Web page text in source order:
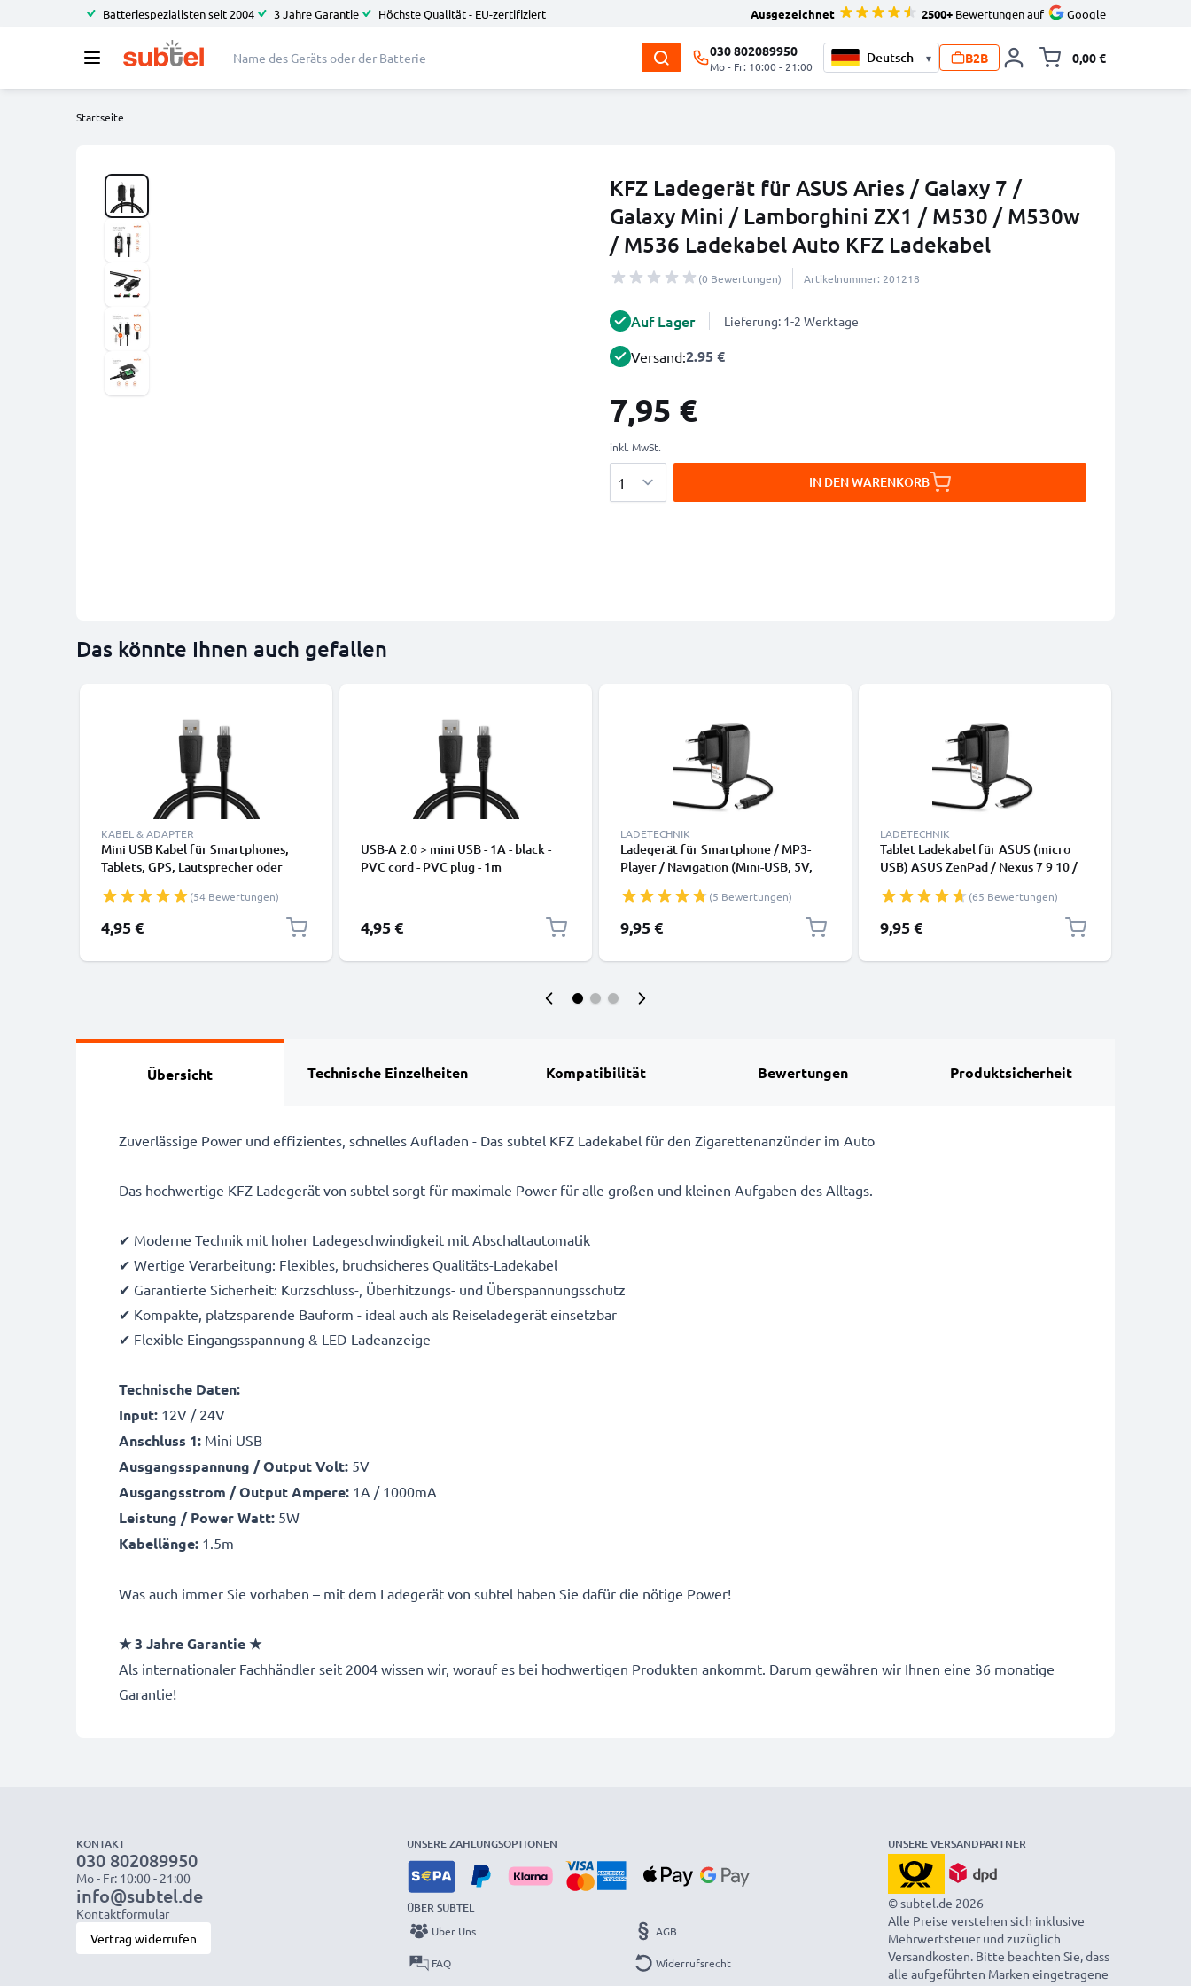
Batteriespezialisten seit 2004 3 Jahre Garantie Höchste Qualität - EU-zertifiziert Ausgezeichnet 2500+ Bewertungen auf Google
030 802089950
Mo - Fr: 10:00 - 21:00
▾ B2B 0,00 €
Startseite
KFZ Ladegerät für ASUS Aries / Galaxy 7 /
Galaxy Mini / Lamborghini ZX1 / M530 / M530w
/ M536 Ladekabel Auto KFZ Ladekabel
(0 Bewertungen) Artikelnummer: 201218
Auf Lager Lieferung: 1-2 Werktage
Versand:2.95 €
7,95 €
inkl. MwSt.
IN DEN WARENKORB
Das könnte Ihnen auch gefallen
KABEL & ADAPTER
Mini USB Kabel für Smartphones,
Tablets, GPS, Lautsprecher oder
Datenkabel 1m 1A PVC schwarz
(54 Bewertungen)
4,95 €
USB-A 2.0 > mini USB - 1A - black -
PVC cord - PVC plug - 1m
4,95 €
LADETECHNIK
Ladegerät für Smartphone / MP3-
Player / Navigation (Mini-USB, 5V,
Netzteil
(5 Bewertungen)
9,95 €
LADETECHNIK
Tablet Ladekabel für ASUS (micro
USB) ASUS ZenPad / Nexus 7 9 10 /
Book T100 - Micro USB Ersatz
Ladegerät Netzteil 1.2m - 5V 2A /
2000mA Charger Lader
(65 Bewertungen)
9,95 €
Übersicht Technische Einzelheiten Kompatibilität Bewertungen Produktsicherheit
Zuverlässige Power und effizientes, schnelles Aufladen - Das subtel KFZ Ladekabel für den Zigarettenanzünder im Auto
Das hochwertige KFZ-Ladegerät von subtel sorgt für maximale Power für alle großen und kleinen Aufgaben des Alltags.
✔ Moderne Technik mit hoher Ladegeschwindigkeit mit Abschaltautomatik
✔ Wertige Verarbeitung: Flexibles, bruchsicheres Qualitäts-Ladekabel
✔ Garantierte Sicherheit: Kurzschluss-, Überhitzungs- und Überspannungsschutz
✔ Kompakte, platzsparende Bauform - ideal auch als Reiseladegerät einsetzbar
✔ Flexible Eingangsspannung & LED-Ladeanzeige
Technische Daten:
Input: 12V / 24V
Anschluss 1: Mini USB
Ausgangsspannung / Output Volt: 5V
Ausgangsstrom / Output Ampere: 1A / 1000mA
Leistung / Power Watt: 5W
Kabellänge: 1.5m
Was auch immer Sie vorhaben – mit dem Ladegerät von subtel haben Sie dafür die nötige Power!
★ 3 Jahre Garantie ★
Als internationaler Fachhändler seit 2004 wissen wir, worauf es bei hochwertigen Produkten ankommt. Darum gewähren wir Ihnen eine 36 monatige
Garantie!
KONTAKT
030 802089950
Mo - Fr: 10:00 - 21:00
info@subtel.de
Kontaktformular
Vertrag widerrufen
UNSERE ZAHLUNGSOPTIONEN
ÜBER SUBTEL
Über Uns
FAQ
AGB
Widerrufsrecht
UNSERE VERSANDPARTNER
© subtel.de 2026
Alle Preise verstehen sich inklusive
Mehrwertsteuer und zuzüglich
Versandkosten. Bitte beachten Sie, dass
alle aufgeführten Marken eingetragene